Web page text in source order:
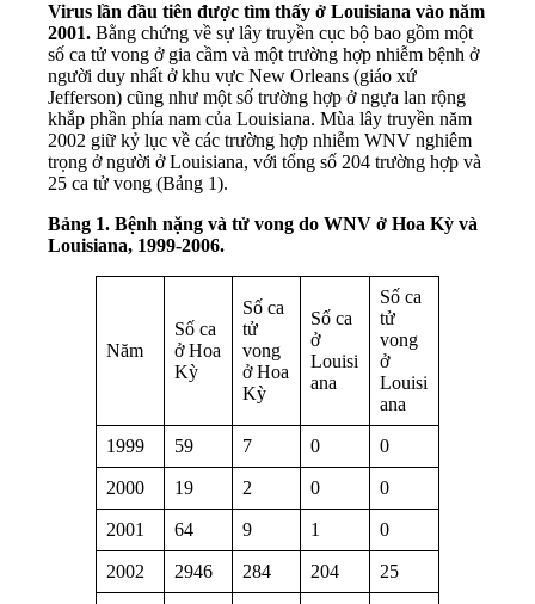
Virus lần đầu tiên được tìm thấy ở Louisiana vào năm
2001. Bằng chứng về sự lây truyền cục bộ bao gồm một
số ca tử vong ở gia cầm và một trường hợp nhiễm bệnh ở
người duy nhất ở khu vực New Orleans (giáo xứ
Jefferson) cũng như một số trường hợp ở ngựa lan rộng
khắp phần phía nam của Louisiana. Mùa lây truyền năm
2002 giữ kỷ lục về các trường hợp nhiễm WNV nghiêm
trọng ở người ở Louisiana, với tổng số 204 trường hợp và
25 ca tử vong (Bảng 1).
Bảng 1. Bệnh nặng và tử vong do WNV ở Hoa Kỳ và
Louisiana, 1999-2006.
Năm
Số ca
ở Hoa
Kỳ
Số ca
tử
vong
ở Hoa
Kỳ
Số ca
ở
Louisi
ana
Số ca
tử
vong
ở
Louisi
ana
1999 59 7 0 0
2000 19 2 0 0
2001 64 9 1 0
2002 2946 284 204 25